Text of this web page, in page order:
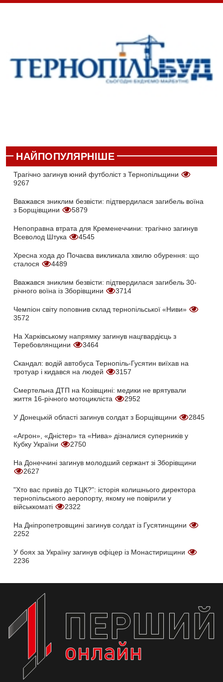
НАЙПОПУЛЯРНІШЕ
Трагічно загинув юний футболіст з Тернопільщини
9267
Вважався зниклим безвісти: підтвердилася загибель воїна
з Борщівщини
5879
Непоправна втрата для Кременеччини: трагічно загинув
Всеволод Штука
4545
Хресна хода до Почаєва викликала хвилю обурення: що
сталося
4489
Вважався зниклим безвісти: підтвердилася загибель 30-
річного воїна із Зборівщини
3714
Чемпіон світу поповнив склад тернопільської «Ниви»
3572
На Харківському напрямку загинув нацгвардієць з
Теребовлянщини
3464
Скандал: водій автобуса Тернопіль-Гусятин виїхав на
тротуар і кидався на людей
3157
Смертельна ДТП на Козівщині: медики не врятували
життя 16-річного мотоцикліста
2952
У Донецькій області загинув солдат з Борщівщини 2845
«Агрон», «Дністер» та «Нива» дізналися суперників у
Кубку України
2750
На Донеччині загинув молодший сержант зі Зборівщини
2627
"Хто вас привіз до ТЦК?": історія колишнього директора
тернопільського аеропорту, якому не повірили у
військкоматі
2322
На Дніпропетровщині загинув солдат із Гусятинщини
2252
У боях за Україну загинув офіцер із Монастирищини
2236